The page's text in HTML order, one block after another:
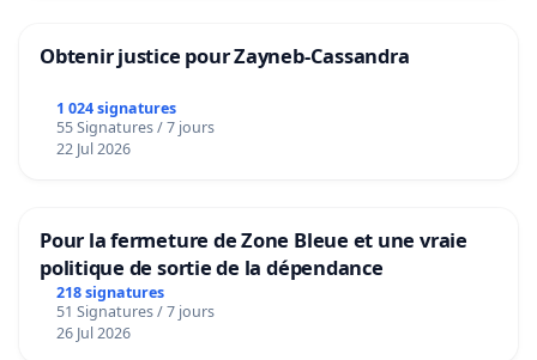
Obtenir justice pour Zayneb-Cassandra
1 024 signatures
55 Signatures / 7 jours
22 Jul 2026
Pour la fermeture de Zone Bleue et une vraie
politique de sortie de la dépendance
218 signatures
51 Signatures / 7 jours
26 Jul 2026